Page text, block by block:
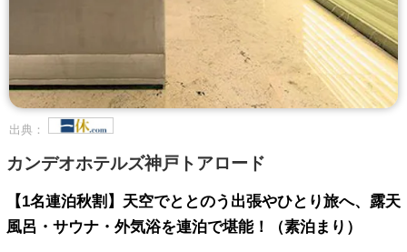
出典：
カンデオホテルズ神戸トアロード
【1名連泊秋割】天空でととのう出張やひとり旅へ、露天
風呂・サウナ・外気浴を連泊で堪能！（素泊まり）